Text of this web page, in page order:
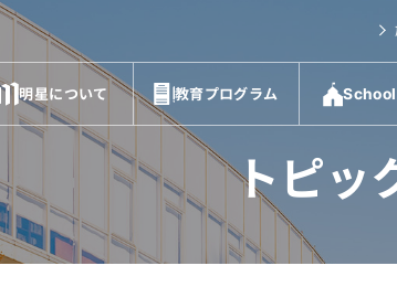
明星について 教育プログラム School
トピッ